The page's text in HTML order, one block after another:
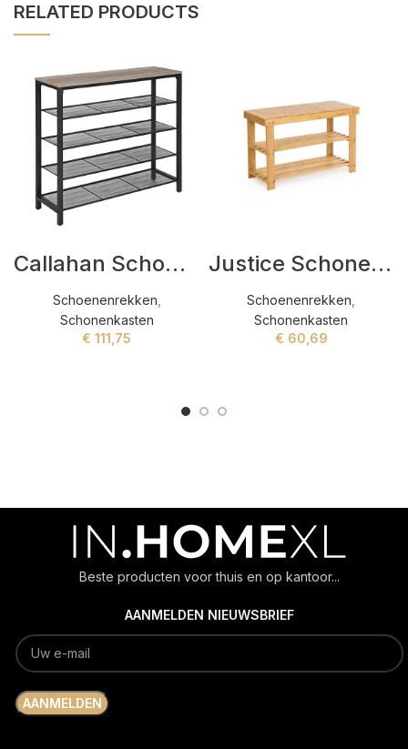
RELATED PRODUCTS
Callahan Schonenkasten Grijs,Zwart
Schoenenrekken
Schonenkasten
€ 111,75
Justice Schonenkasten Beige
Schoenenrekken
Schonenkasten
€ 60,69
Beste producten voor thuis en op kantoor...
AANMELDEN NIEUWSBRIEF